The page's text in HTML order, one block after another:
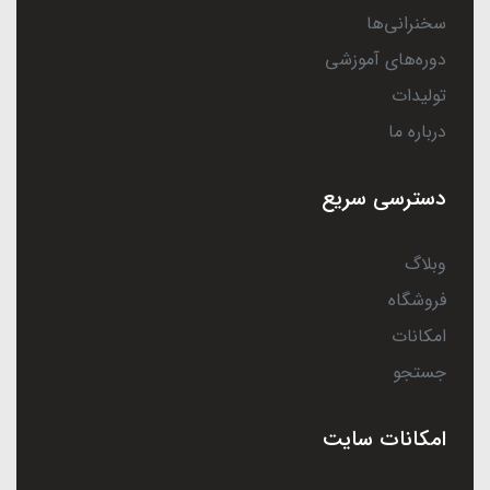
سخنرانی‌ها
دوره‌های آموزشی
تولیدات
درباره ما
دسترسی سریع
وبلاگ
فروشگاه
امکانات
جستجو
امکانات سایت